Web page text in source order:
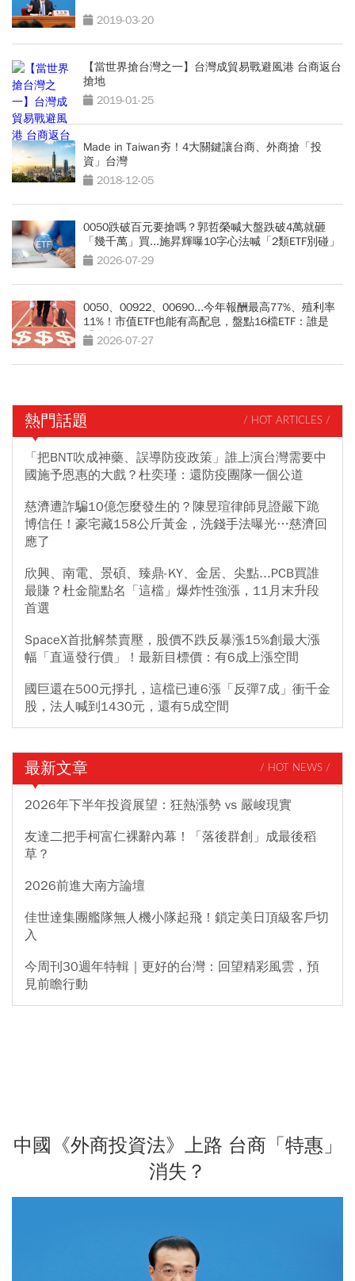
2019-03-20
【當世界搶台灣之一】台灣成貿易戰避風港 台商返台
搶地
2019-01-25
Made in Taiwan夯！4大關鍵讓台商、外商搶「投
資」台灣
2018-12-05
0050跌破百元要搶嗎？郭哲榮喊大盤跌破4萬就砸
「幾千萬」買...施昇輝曝10字心法喊「2類ETF別碰」
2026-07-29
0050、00922、00690...今年報酬最高77%、殖利率
11%！市值ETF也能有高配息，盤點16檔ETF：誰是
「息利雙收王」？
2026-07-27
熱門話題 / HOT ARTICLES /
「把BNT吹成神藥、誤導防疫政策」誰上演台灣需要中
國施予恩惠的大戲？杜奕瑾：還防疫團隊一個公道
慈濟遭詐騙10億怎麼發生的？陳昱瑄律師見證嚴下跪
博信任！豪宅藏158公斤黃金，洗錢手法曝光…慈濟回
應了
欣興、南電、景碩、臻鼎-KY、金居、尖點...PCB買誰
最賺？杜金龍點名「這檔」爆炸性強漲，11月末升段
首選
SpaceX首批解禁賣壓，股價不跌反暴漲15%創最大漲
幅「直逼發行價」！最新目標價：有6成上漲空間
國巨還在500元掙扎，這檔已連6漲「反彈7成」衝千金
股，法人喊到1430元，還有5成空間
最新文章 / HOT NEWS /
2026年下半年投資展望：狂熱漲勢 vs 嚴峻現實
友達二把手柯富仁裸辭內幕！「落後群創」成最後稻
草？
2026前進大南方論壇
佳世達集團艦隊無人機小隊起飛！鎖定美日頂級客戶切
入
今周刊30週年特輯｜更好的台灣：回望精彩風雲，預
見前瞻行動
中國《外商投資法》上路 台商「特惠」
消失？